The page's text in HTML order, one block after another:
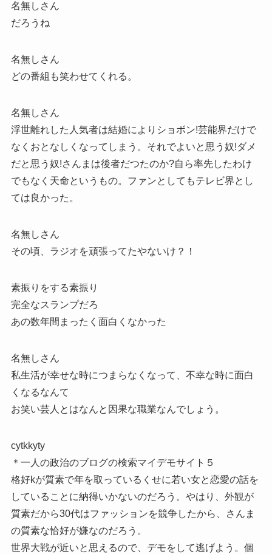
名無しさん
だろうね
名無しさん
どの番組も笑わせてくれる。
名無しさん
浮世離れした人気者は結婚によりショボン!芸能界だけで
なくおとなしくなってしまう。それでよいと思う奴!ダメ
だと思う奴!さんまは後者だつたのか?自ら率先したわけ
でもなく天命というもの。ファンとしてもテレビ界とし
ては良かった。
名無しさん
その頃、ラジオを頑張ってたやないけ？！
素振りをする素振り
完全なスランプだろ
あの数年間まったく面白くなかった
名無しさん
私生活が幸せな時につまらなくなって、不幸な時に面白
くなるなんて
お笑い芸人とはなんと因果な職業なんでしょう。
cytkkyty
＊一人の政治のブログの検索マイデモサイト５
格好kが質素で年を取っているくせに若い女と恋愛の話を
していることに納得いかないのだろう。やはり、外観が
質素だから30代はファッションを競争したから、さんま
の質素な恰好が嫌なのだろう。
世界大戦が近いと思えるので、デモをして逃げよう。個